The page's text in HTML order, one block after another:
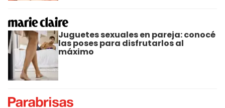
Juguetes sexuales en pareja: conocé
las poses para disfrutarlos al
máximo